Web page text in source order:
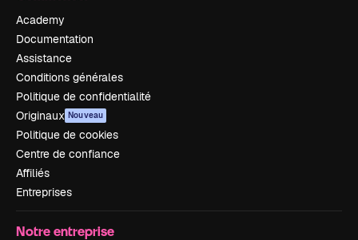
Academy
Documentation
Assistance
Conditions générales
Politique de confidentialité
Originaux Nouveau
Politique de cookies
Centre de confiance
Affiliés
Entreprises
Notre entreprise